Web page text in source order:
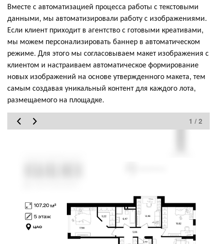
Вместе с автоматизацией процесса работы с текстовыми
данными, мы автоматизировали работу с изображениями.
Если клиент приходит в агентство с готовыми креативами,
мы можем персонализировать баннер в автоматическом
режиме. Для этого мы согласовываем макет изображения с
клиентом и настраиваем автоматическое формирование
новых изображений на основе утвержденного макета, тем
самым создавая уникальный контент для каждого лота,
размещаемого на площадке.
1 / 2